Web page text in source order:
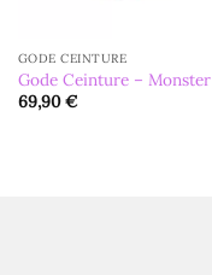
GODE CEINTURE
Gode Ceinture – Monster
69,90€